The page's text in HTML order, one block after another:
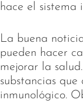
hace el sistema
La buena
pueden hacer
mejorar la
substancias
inmunológico.